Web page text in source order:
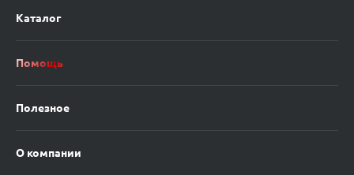
Каталог
Помощь
Полезное
О компании